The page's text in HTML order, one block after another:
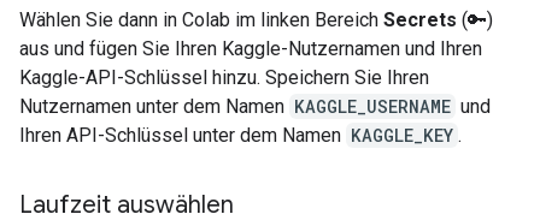
Wählen Sie dann in Colab im linken Bereich Secrets (🔑)
aus und fügen Sie Ihren Kaggle-Nutzernamen und Ihren
Kaggle-API-Schlüssel hinzu. Speichern Sie Ihren
Nutzernamen unter dem Namen KAGGLE_USERNAME und
Ihren API-Schlüssel unter dem Namen KAGGLE_KEY .
Laufzeit auswählen